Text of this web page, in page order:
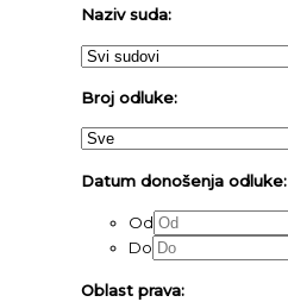
Naziv suda:
Broj odluke:
Datum donošenja odluke:
Od
Do
Oblast prava: